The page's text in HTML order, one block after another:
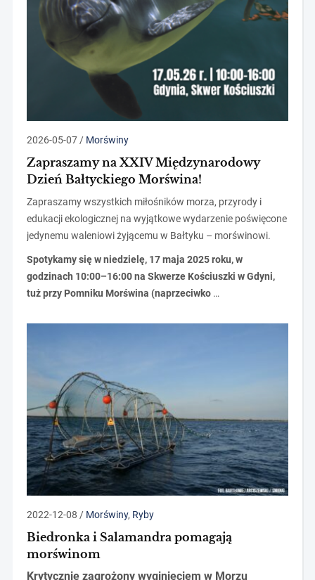
2026-05-07/ Morświny
Zapraszamy na XXIV Międzynarodowy
Dzień Bałtyckiego Morświna!
Zapraszamy wszystkich miłośników morza, przyrody i
edukacji ekologicznej na wyjątkowe wydarzenie poświęcone
jedynemu waleniowi żyjącemu w Bałtyku – morświnowi.
Spotykamy się w niedzielę, 17 maja 2025 roku, w
godzinach 10:00–16:00 na Skwerze Kościuszki w Gdyni,
tuż przy Pomniku Morświna (naprzeciwko …
2022-12-08 / Morświny, Ryby
Biedronka i Salamandra pomagają
morświnom
Krytycznie zagrożony wyginięciem w Morzu